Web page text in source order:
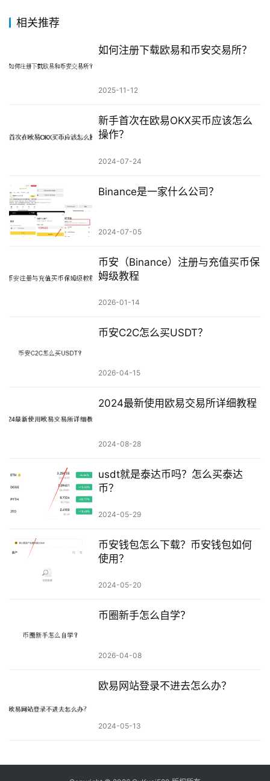
相关推荐
如何注册下载欧易和币安交易所？
2025-11-12
新手首次在欧易OKX买币应该怎么
操作？
2024-07-24
Binance是一家什么公司？
2024-07-05
币安（Binance）注册与充值买币保
姆级教程
2026-01-14
币安C2C怎么买USDT？
2026-04-15
2024最新使用欧易交易所详细教程
2024-08-28
usdt就是泰达币吗？怎么买泰达
币？
2024-05-29
币安钱包怎么下载？币安钱包如何
使用？
2024-05-20
币圈新手怎么自学？
2026-04-08
欧易网站登录不进去怎么办？
2024-05-13